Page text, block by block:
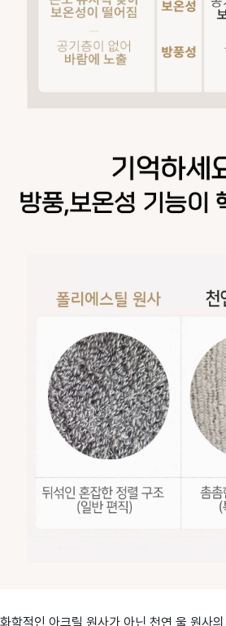
화학적인 아크릴 원사가 아닌 천연 울 원사